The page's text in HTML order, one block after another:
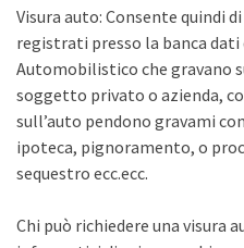
Visura auto: Consente quindi
registrati presso la banca
Automobilistico che gravano
soggetto privato o azienda,
sull’auto pendono gravami
ipoteca, pignoramento, o
sequestro ecc.ecc.
Chi può richiedere una visura